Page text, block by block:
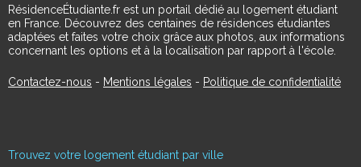
RésidenceÉtudiante.fr est un portail dédié au logement étudiant
en France. Découvrez des centaines de résidences étudiantes
adaptées et faites votre choix grâce aux photos, aux informations
concernant les options et à la localisation par rapport à l'école.
Contactez-nous - Mentions légales - Politique de confidentialité
Trouvez votre logement étudiant par ville